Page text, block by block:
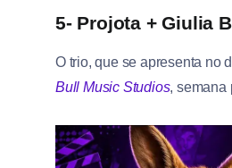
5- Projota + Giulia
O trio, que se apresenta no
Bull Music Studios, semana